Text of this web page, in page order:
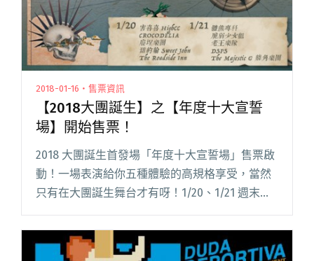
2018-01-16・售票資訊
【2018大團誕生】之【年度十大宣誓
場】開始售票！
2018 大團誕生首發場「年度十大宣誓場」售票啟
動！一場表演給你五種體驗的高規格享受，當然
只有在大團誕生舞台才有呀！1/20、1/21 週末兩
日是看團日，以下先來預習華麗的出演樂團名
單。（按演出順序排列） 害喜喜HighCC 2016 我
們閱讀全文 "【2018大團誕生】之【年度十大宣